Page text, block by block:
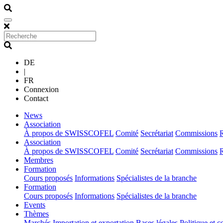
DE
|
FR
Connexion
Contact
News(current)
Association
À propos de SWISSCOFEL Comité Secrétariat Commissions
Association
À propos de SWISSCOFEL Comité Secrétariat Commissions
Membres(current)
Formation
Cours proposés Informations Spécialistes de la branche
Formation
Cours proposés Informations Spécialistes de la branche
Events(current)
Thèmes(current)